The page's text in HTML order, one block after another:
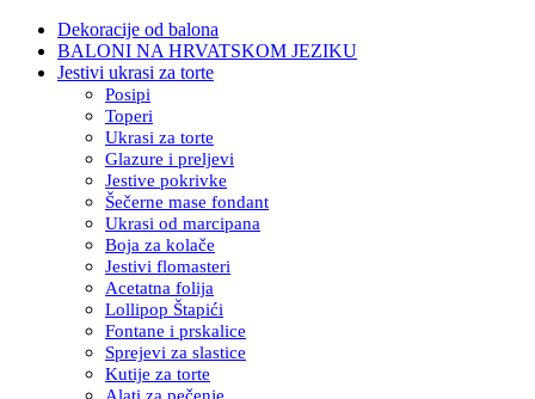
Dekoracije od balona
BALONI NA HRVATSKOM JEZIKU
Jestivi ukrasi za torte
Posipi
Toperi
Ukrasi za torte
Glazure i preljevi
Jestive pokrivke
Šečerne mase fondant
Ukrasi od marcipana
Boja za kolače
Jestivi flomasteri
Acetatna folija
Lollipop Štapići
Fontane i prskalice
Sprejevi za slastice
Kutije za torte
Alati za pečenje